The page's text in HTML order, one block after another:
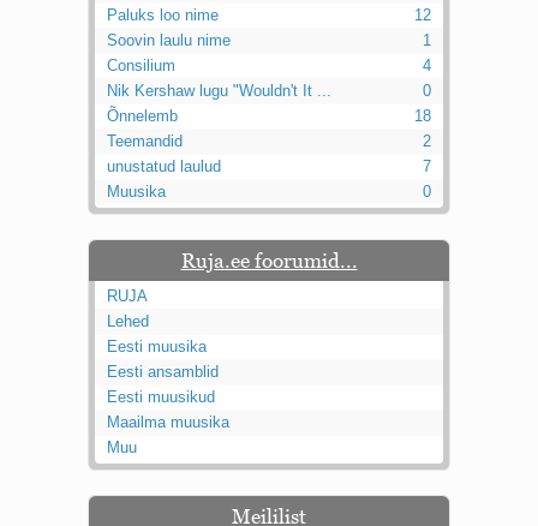
Paluks loo nime
12
Soovin laulu nime
1
Consilium
4
Nik Kershaw lugu "Wouldn't It ...
0
Õnnelemb
18
Teemandid
2
unustatud laulud
7
Muusika
0
Ruja.ee foorumid...
RUJA
Lehed
Eesti muusika
Eesti ansamblid
Eesti muusikud
Maailma muusika
Muu
Meililist